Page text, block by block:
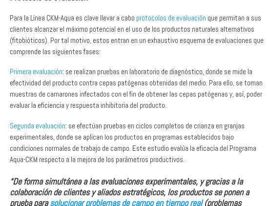
Para la Línea CKM-Aqua es clave llevar a cabo protocolos de evaluación que permitan a sus
clientes alcanzar el máximo potencial en el uso de los productos naturales alternativos
(fitobióticos). Por tal motivo, estos entran en un exhaustivo esquema de evaluaciones que
comprende las siguientes fases:
Primera evaluación: se realizan pruebas en laboratorio de diagnóstico, donde se mide la
efectividad del producto contra cepas patógenas obtenidas del medio. Para ello, se toman
muestras de camarones infectados con el fin de obtener las cepas patógenas y, así, poder
evaluar la eficiencia y respuesta inhibitoria del producto.
Segunda evaluación: se efectúan pruebas en ciclos completos de crianza en granjas
experimentales, donde se aplican los productos en programas establecidos bajo
condiciones normales de trabajo de campo. Este estudio evalúa la eficacia del Programa
Aqua-CKM respecto a la mejora de los parámetros productivos.
“De forma simultánea a las evaluaciones experimentales, y gracias a la
colaboración de clientes y aliados estratégicos, los productos se ponen a
prueba parasolucionar problemas de campo en tiempo real(problemas